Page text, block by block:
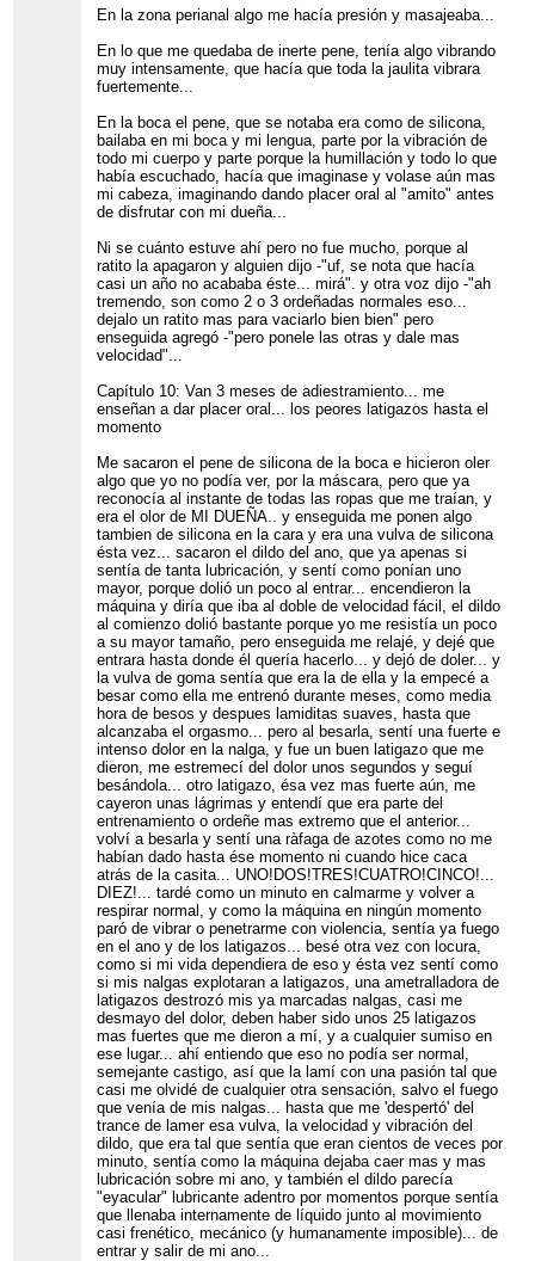
En la zona perianal algo me hacía presión y masajeaba...
En lo que me quedaba de inerte pene, tenía algo vibrando
muy intensamente, que hacía que toda la jaulita vibrara
fuertemente...
En la boca el pene, que se notaba era como de silicona,
bailaba en mi boca y mi lengua, parte por la vibración de
todo mi cuerpo y parte porque la humillación y todo lo que
había escuchado, hacía que imaginase y volase aún mas
mi cabeza, imaginando dando placer oral al "amito" antes
de disfrutar con mi dueña...
Ni se cuánto estuve ahí pero no fue mucho, porque al
ratito la apagaron y alguien dijo -"uf, se nota que hacía
casi un año no acababa éste... mirá". y otra voz dijo -"ah
tremendo, son como 2 o 3 ordeñadas normales eso...
dejalo un ratito mas para vaciarlo bien bien" pero
enseguida agregó -"pero ponele las otras y dale mas
velocidad"...
Capítulo 10: Van 3 meses de adiestramiento... me
enseñan a dar placer oral... los peores latigazos hasta el
momento
Me sacaron el pene de silicona de la boca e hicieron oler
algo que yo no podía ver, por la máscara, pero que ya
reconocía al instante de todas las ropas que me traían, y
era el olor de MI DUEÑA.. y enseguida me ponen algo
tambien de silicona en la cara y era una vulva de silicona
ésta vez... sacaron el dildo del ano, que ya apenas si
sentía de tanta lubricación, y sentí como ponían uno
mayor, porque dolió un poco al entrar... encendieron la
máquina y diría que iba al doble de velocidad fácil, el dildo
al comienzo dolió bastante porque yo me resistía un poco
a su mayor tamaño, pero enseguida me relajé, y dejé que
entrara hasta donde él quería hacerlo... y dejó de doler... y
la vulva de goma sentía que era la de ella y la empecé a
besar como ella me entrenó durante meses, como media
hora de besos y despues lamiditas suaves, hasta que
alcanzaba el orgasmo... pero al besarla, sentí una fuerte e
intenso dolor en la nalga, y fue un buen latigazo que me
dieron, me estremecí del dolor unos segundos y seguí
besándola... otro latigazo, ésa vez mas fuerte aún, me
cayeron unas lágrimas y entendí que era parte del
entrenamiento o ordeñe mas extremo que el anterior...
volví a besarla y sentí una ràfaga de azotes como no me
habían dado hasta ése momento ni cuando hice caca
atrás de la casita... UNO!DOS!TRES!CUATRO!CINCO!...
DIEZ!... tardé como un minuto en calmarme y volver a
respirar normal, y como la máquina en ningún momento
paró de vibrar o penetrarme con violencia, sentía ya fuego
en el ano y de los latigazos... besé otra vez con locura,
como si mi vida dependiera de eso y ésta vez sentí como
si mis nalgas explotaran a latigazos, una ametralladora de
latigazos destrozó mis ya marcadas nalgas, casi me
desmayo del dolor, deben haber sido unos 25 latigazos
mas fuertes que me dieron a mí, y a cualquier sumiso en
ese lugar... ahí entiendo que eso no podía ser normal,
semejante castigo, así que la lamí con una pasión tal que
casi me olvidé de cualquier otra sensación, salvo el fuego
que venía de mis nalgas... hasta que me 'despertó' del
trance de lamer esa vulva, la velocidad y vibración del
dildo, que era tal que sentía que eran cientos de veces por
minuto, sentía como la máquina dejaba caer mas y mas
lubricación sobre mi ano, y también el dildo parecía
"eyacular" lubricante adentro por momentos porque sentía
que llenaba internamente de líquido junto al movimiento
casi frenético, mecánico (y humanamente imposible)... de
entrar y salir de mi ano...